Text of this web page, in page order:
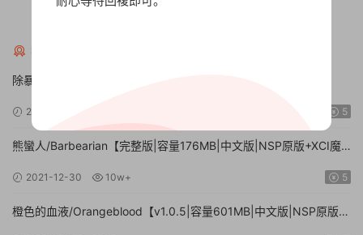
猜你喜歡
除暴守衛/GUARDS!【v8.3|容量804MB|官方簡體中文|】
2024-07-23 5
熊蠻人/Barbearian【完整版|容量176MB|中文版|NSP原版+XCI魔
2021-12-30 10w+ 5
橙色的血液/Orangeblood【v1.0.5|容量601MB|中文版|NSP原版